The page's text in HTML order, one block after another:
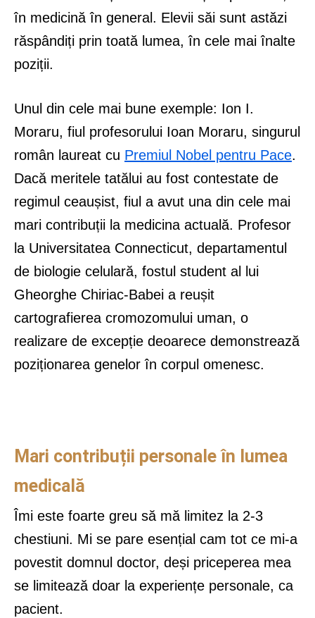
în medicină în general. Elevii săi sunt astăzi
răspândiți prin toată lumea, în cele mai înalte
poziții.
Unul din cele mai bune exemple: Ion I.
Moraru, fiul profesorului Ioan Moraru, singurul
român laureat cu Premiul Nobel pentru Pace.
Dacă meritele tatălui au fost contestate de
regimul ceaușist, fiul a avut una din cele mai
mari contribuții la medicina actuală. Profesor
la Universitatea Connecticut, departamentul
de biologie celulară, fostul student al lui
Gheorghe Chiriac-Babei a reușit
cartografierea cromozomului uman, o
realizare de excepție deoarece demonstrează
poziționarea genelor în corpul omenesc.
Mari contribuții personale în lumea
medicală
Îmi este foarte greu să mă limitez la 2-3
chestiuni. Mi se pare esențial cam tot ce mi-a
povestit domnul doctor, deși priceperea mea
se limitează doar la experiențe personale, ca
pacient.